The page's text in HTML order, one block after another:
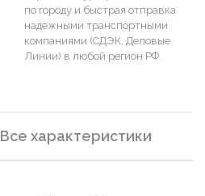
по городу и быстрая отправка
надежными транспортными
компаниями (СДЭК, Деловые
Линии) в любой регион РФ.
Все характеристики